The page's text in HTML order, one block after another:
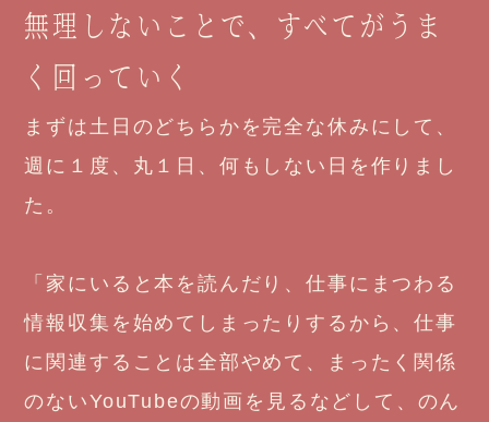
無理しないことで、すべてがうま
く回っていく
まずは土日のどちらかを完全な休みにして、
週に１度、丸１日、何もしない日を作りまし
た。
「家にいると本を読んだり、仕事にまつわる
情報収集を始めてしまったりするから、仕事
に関連することは全部やめて、まったく関係
のないYouTubeの動画を見るなどして、のん